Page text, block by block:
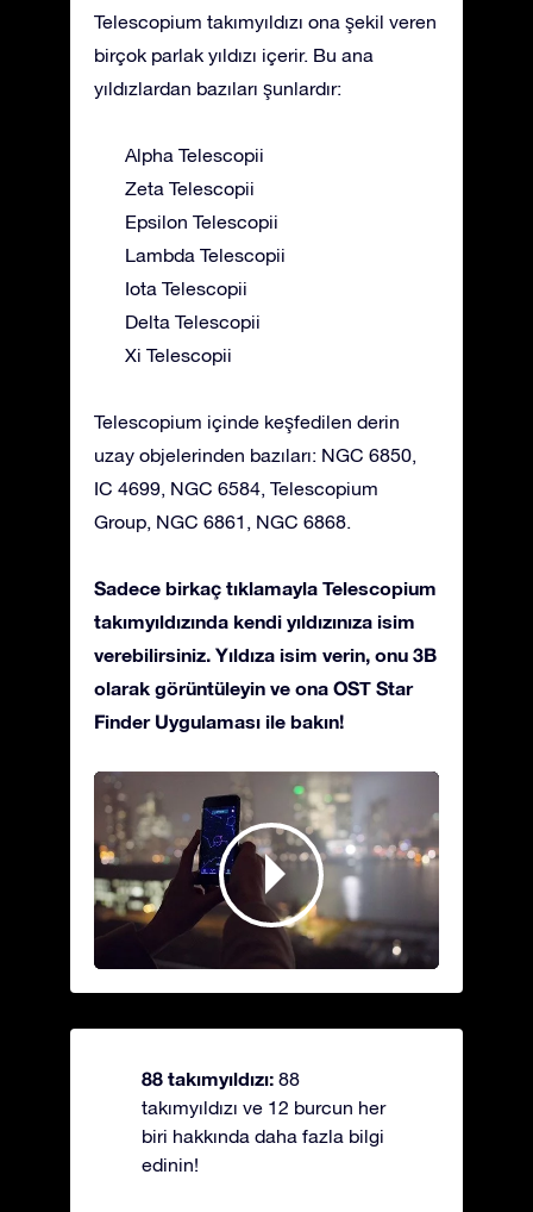
Telescopium takımyıldızı ona şekil veren
birçok parlak yıldızı içerir. Bu ana
yıldızlardan bazıları şunlardır:
Alpha Telescopii
Zeta Telescopii
Epsilon Telescopii
Lambda Telescopii
Iota Telescopii
Delta Telescopii
Xi Telescopii
Telescopium içinde keşfedilen derin
uzay objelerinden bazıları: NGC 6850,
IC 4699, NGC 6584, Telescopium
Group, NGC 6861, NGC 6868.
Sadece birkaç tıklamayla Telescopium
takımyıldızında kendi yıldızınıza isim
verebilirsiniz. Yıldıza isim verin, onu 3B
olarak görüntüleyin ve ona OST Star
Finder Uygulaması ile bakın!
88 takımyıldızı: 88
takımyıldızı ve 12 burcun her
biri hakkında daha fazla bilgi
edinin!